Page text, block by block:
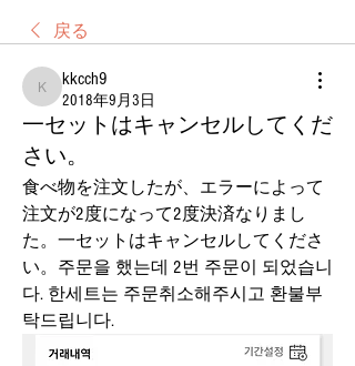
戻る
kkcch9
kkcch9
2018年9月3日
一セットはキャンセルしてくだ
さい。
食べ物を注文したが、エラーによって
注文が2度になって2度決済なりまし
た。一セットはキャンセルしてくださ
い。주문을 했는데 2번 주문이 되었습니
다. 한세트는 주문취소해주시고 환불부
탁드립니다.